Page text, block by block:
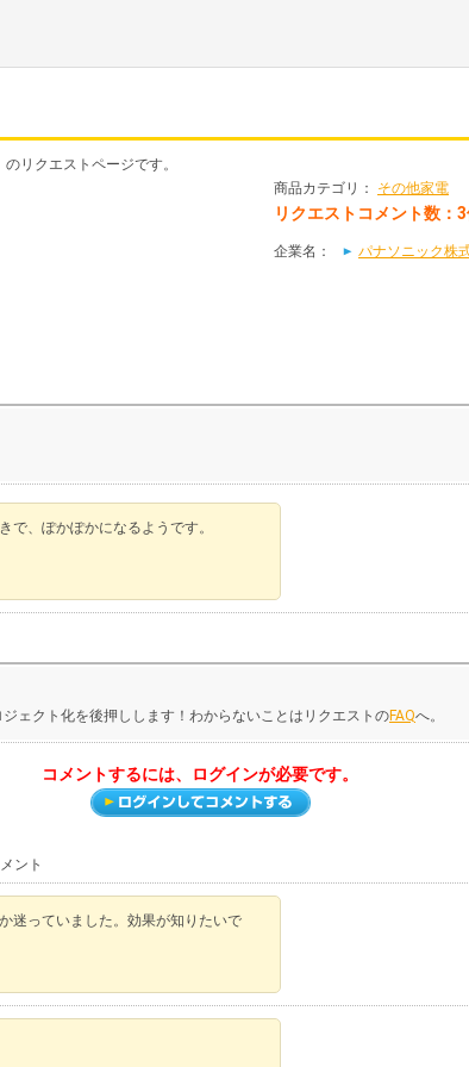
リクエストページです。
商品カテゴリ： その他家電
リクエストコメント数：
企業名： パナソニック株
で、ぽかぽかになるようです。
ェクト化を後押しします！わからないことはリクエストのFAQへ。
コメントするには、ログインが必要です。
ント
迷っていました。効果が知りたいで